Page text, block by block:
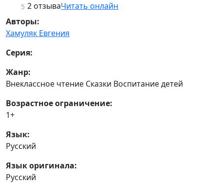
5 2 отзываЧитать онлайн
Авторы:
Хамуляк Евгения
Серия:
Жанр:
Внеклассное чтение Сказки Воспитание детей
Возрастное ограничение:
1+
Язык:
Русский
Язык оригинала:
Русский